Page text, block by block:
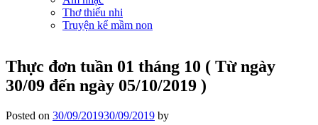
Thơ thiếu nhi
Truyện kể mầm non
Thực đơn tuần 01 tháng 10 ( Từ ngày
30/09 đến ngày 05/10/2019 )
Posted on 30/09/201930/09/2019 by